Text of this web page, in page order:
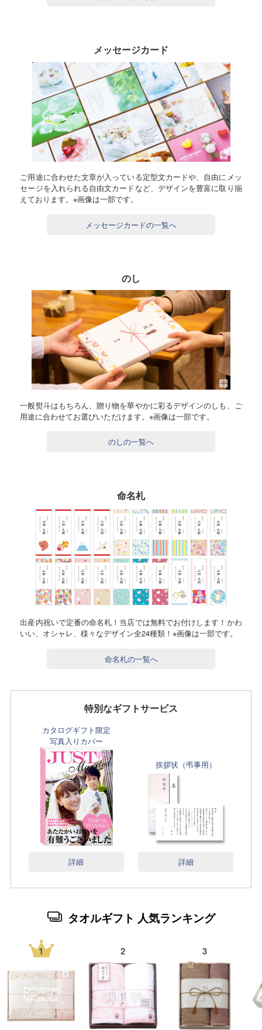
メッセージカード
ご用途に合わせた文章が入っている定型文カードや、自由にメッ
セージを入れられる自由文カードなど、デザインを豊富に取り揃
えております。※画像は一部です。
メッセージカードの一覧へ
のし
一般熨斗はもちろん、贈り物を華やかに彩るデザインのしも、ご
用途に合わせてお選びいただけます。※画像は一部です。
のしの一覧へ
命名札
出産内祝いで定番の命名札！当店では無料でお付けします！かわ
いい、オシャレ、様々なデザイン全24種類！※画像は一部です。
命名札の一覧へ
特別なギフトサービス
カタログギフト限定
写真入りカバー
詳細
挨拶状（弔事用）
詳細
タオルギフト 人気ランキング
1 2 3